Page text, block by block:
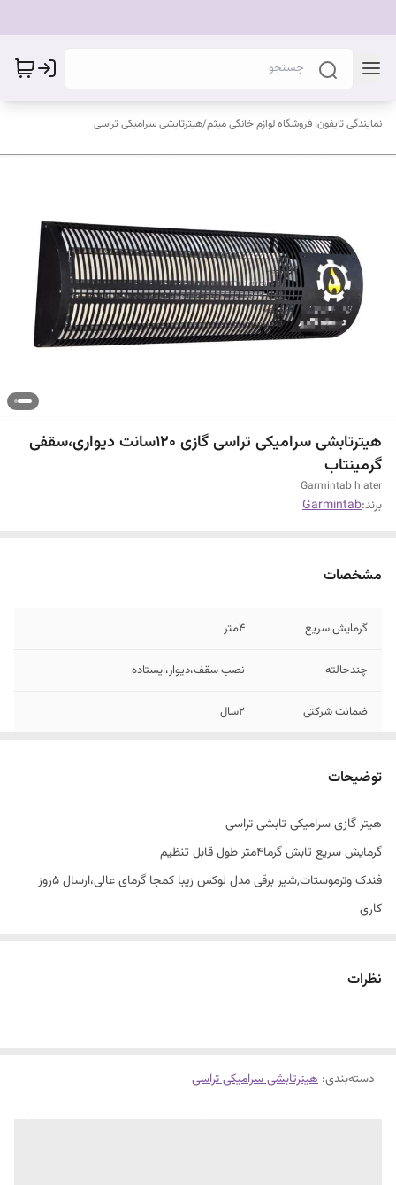
نمایندگی تایفون، فروشگاه لوازم خانگی میثم/هیترتابشی سرامیکی تراسی
هیترتابشی سرامیکی تراسی گازی ۱۲۰سانت دیواری،سقفی
گرمینتاب
Garmintab hiater
برند:Garmintab
مشخصات
گرمایش سریع 4متر
چندحالته نصب سقف،دیوار،ایستاده
ضمانت شرکتی ۲سال
توضیحات
هیتر گازی سرامیکی تابشی تراسی
گرمایش سریع تابش گرما4متر طول قابل تنظیم
فندک وترموستات,شیر برقی مدل لوکس زیبا کمجا گرمای عالی،ارسال ۵روز
کاری
نظرات
دسته‌بندی: هیترتابشی سرامیکی تراسی